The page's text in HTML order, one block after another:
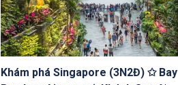
Khám phá Singapore (3N2Đ) ✩ Bay